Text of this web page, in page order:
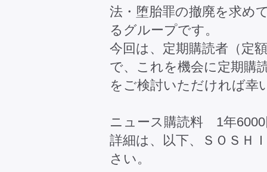
法・堕胎罪の撤廃を求め
るグループです。
今回は、定期購読者（定
で、これを機会に定期購
をご検討いただければ幸
ニュース購読料 1年
詳細は、以下、ＳＯＳＨ
さい。